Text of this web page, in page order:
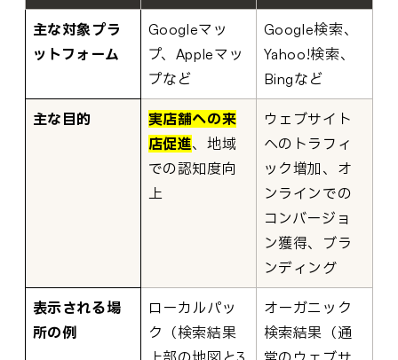
主な対象プラ
ットフォーム
Googleマッ
プ、Appleマッ
プなど
Google検索、
Yahoo!検索、
Bingなど
主な目的
実店舗への来
店促進、地域
での認知度向
上
ウェブサイト
へのトラフィ
ック増加、オ
ンラインでの
コンバージョ
ン獲得、ブラ
ンディング
表示される場
所の例
ローカルパッ
ク（検索結果
オーガニック
検索結果（通